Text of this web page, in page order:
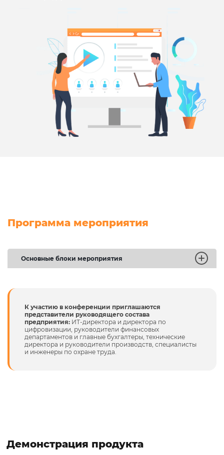
Программа мероприятия
Основные блоки мероприятия
10:00 – 10:10
«1С:Производственная
безопасность и
экология» для
комплексной
оптимизации
10:35 – 10:50
эффекта от внедрения по
опыту горнодобывающего
К участию в конференции приглашаются
представители руководящего состава
предприятия: ИТ-директора и директора по
цифровизации, руководители финансовых
департаментов и главные бухгалтеры, технические
директора и руководители производств, специалисты
и инженеры по охране труда.
Демонстрация продукта